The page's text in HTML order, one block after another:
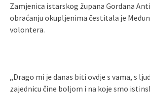
Zamjenica istarskog župana Gordana
obraćanju okupljenima čestitala je
volontera.
„Drago mi je danas biti ovdje s vama, s
zajednicu čine boljom i na koje smo